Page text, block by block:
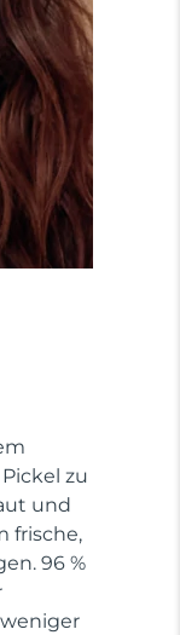
zu
und
frische,
96 %